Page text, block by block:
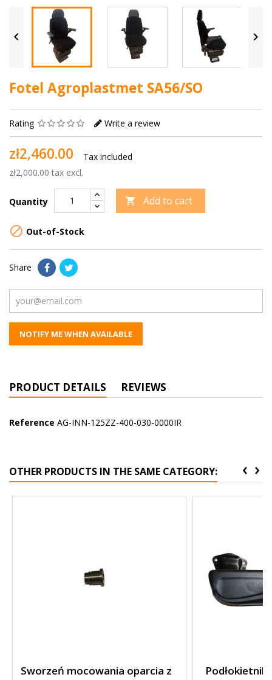
 
Fotel Agroplastmet SA56/SO
Rating Write a review
zł2,460.00
zł2,000.00 tax excl.
Tax included
Quantity  Add to cart
 Out-of-Stock
Share
NOTIFY ME WHEN AVAILABLE
PRODUCT DETAILS REVIEWS
Reference AG-INN-125ZZ-400-030-0000IR
OTHER PRODUCTS IN THE SAME CATEGORY: ‹ ›
Sworzeń mocowania oparcia z